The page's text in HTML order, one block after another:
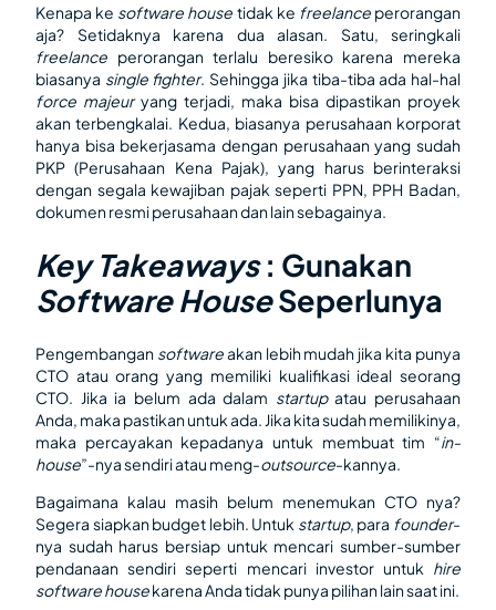
Kenapa ke software house tidak ke freelanceperorangan
aja? Setidaknya karena dua alasan. Satu, seringkali
freelance perorangan terlalu beresiko karena mereka
biasanya single fighter. Sehingga jika tiba-tiba ada hal-hal
force majeuryang terjadi, maka bisa dipastikan proyek
akan terbengkalai. Kedua, biasanya perusahaan korporat
hanya bisa bekerjasama dengan perusahaan yang sudah
PKP (Perusahaan Kena Pajak), yang harus berinteraksi
dengan segala kewajiban pajak seperti PPN, PPH Badan,
dokumen resmi perusahaan dan lain sebagainya.
Key Takeaways: Gunakan
Software HouseSeperlunya
Pengembangan softwareakan lebih mudah jika kita punya
CTO atau orang yang memiliki kualifikasi ideal seorang
CTO. Jika ia belum ada dalam startupatau perusahaan
Anda, maka pastikan untuk ada. Jika kita sudah memilikinya,
maka percayakan kepadanya untuk membuat tim “in-
house”-nya sendiri atau meng-outsource-kannya.
Bagaimana kalau masih belum menemukan CTO nya?
Segera siapkan budget lebih. Untuk startup, para founder-
nya sudah harus bersiap untuk mencari sumber-sumber
pendanaan sendiri seperti mencari investor untuk hire
software housekarena Anda tidak punya pilihan lain saat ini.